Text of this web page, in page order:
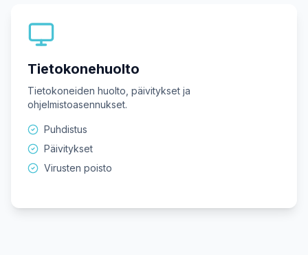
Tietokonehuolto
Tietokoneiden huolto, päivitykset ja
ohjelmistoasennukset.
Puhdistus
Päivitykset
Virusten poisto